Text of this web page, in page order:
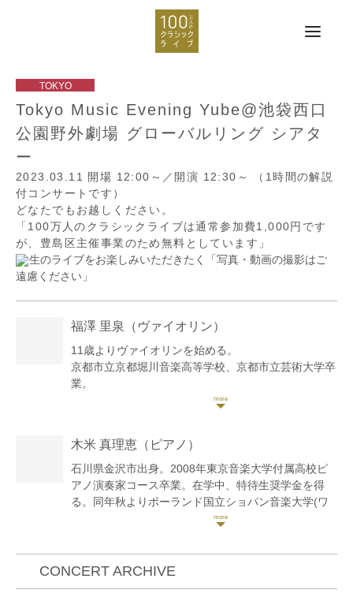
Tokyo Music Evening Yube@池袋西口
公園野外劇場 グローバルリング シアタ
ー
2023.03.11 開場 12:00～／開演 12:30～
（1時間の解説
付コンサートです）
どなたでもお越しください。
「100万人のクラシックライブは通常参加費1,000円です
が、豊島区主催事業のため無料としています」
生のライブをお楽しみいただきたく「写真・動画の撮影はご
遠慮ください」
福澤 里泉 （ヴァイオリン）
11歳よりヴァイオリンを始める。
京都市立京都堀川音楽高等学校、京都市立芸術大学卒
業。
第9回日本演奏家コンクール第2位併せて協会賞、第
数々のコンクールに入賞。
2012年・京都青山音楽記念館バロックザールにて、
2015年・日本演奏連盟文化庁主催で大阪・いずみホ
ールなどソロリサイタルを定期的に開催。
2017年・NHK-FMリサイタル・ノヴァの番組に出
ラと共演多数。
木米 真理恵 （ピアノ）
石川県金沢市出身。2008年東京音楽大学付属高校ピ
アノ演奏家コース卒業。在学中、特待生奨学金を得
る。同年秋よりポーランド国立ショパン音楽大学(ワ
ルシャワ)に留学。2013年同大学院を首席卒業、同大
デミー(イタリア)卒業。 これまでに播本枝未子、岡田
敦子、ピオトル・パレチニ、ピエロ・ラッタリーノの
CONCERT ARCHIVE